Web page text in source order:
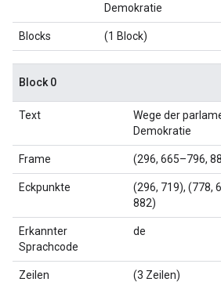
Demokratie
Blocks (1 Block)
Block 0
Text
Wege der
Demokratie
Frame (296, 665–796,
Eckpunkte
(296, 719), (778,
882)
Erkannter
Sprachcode
de
Zeilen (3 Zeilen)